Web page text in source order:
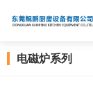
电磁炉系列